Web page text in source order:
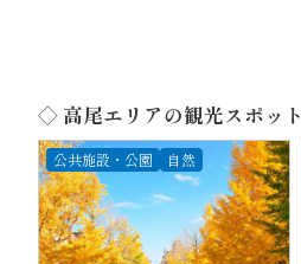
◇ 高尾エリアの観光スポット
公共施設・公園 自然